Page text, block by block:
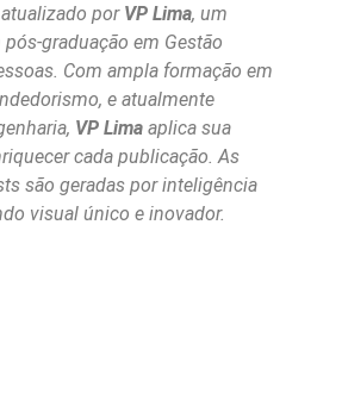
por VP Lima, um
graduação em Gestão
Com ampla formação em
e atualmente
VP Lima aplica sua
cada publicação. As
são geradas por inteligência
visual único e inovador.